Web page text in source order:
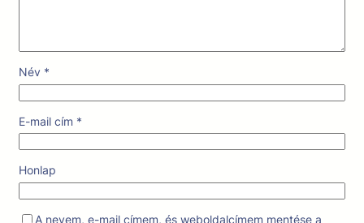
Név *
E-mail cím *
Honlap
A nevem, e-mail címem, és weboldalcímem mentése a